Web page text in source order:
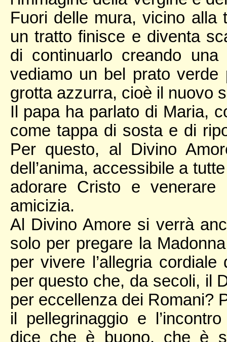
Fuori delle mura, vicino alla
un tratto finisce e diventa
di continuarlo creando
vediamo un bel prato
grotta azzurra, cioè il nuovo
Il papa ha parlato di Maria,
come tappa di sosta e di
Per questo, al Divino
dell’anima, accessibile a
adorare Cristo e
amicizia.
Al Divino Amore si verrà
solo per pregare la
per vivere l’allegria
per questo che, da secoli, il
per eccellenza dei Romani?
il pellegrinaggio e
dice che è buono, che è